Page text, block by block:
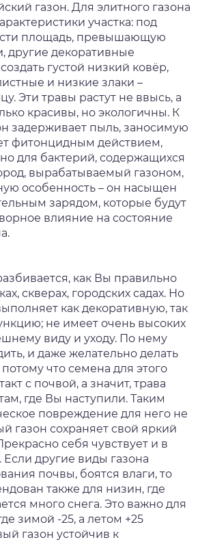
газон. Для элитного газона
участка: под
площадь, превышающую
другие декоративные
густой низкий ковёр,
и низкие злаки –
Эти травы растут не ввысь, а
красивы, но экологичны. К
задерживает пыль, заносимую
фитонцидным действием,
для бактерий, содержащихся
вырабатываемый газоном,
особенность – он насыщен
зарядом, которые будут
влияние на состояние
как Вы правильно
скверах, городских садах. Но
как декоративную, так
не имеет очень высоких
виду и уходу. По нему
и даже желательно делать
что семена для этого
с почвой, а значит, трава
где Вы наступили. Таким
повреждение для него не
газон сохраняет свой яркий
себя чувствует и в
Если другие виды газона
почвы, боятся влаги, то
также для низин, где
много снега. Это важно для
зимой -25, а летом +25
газон устойчив к